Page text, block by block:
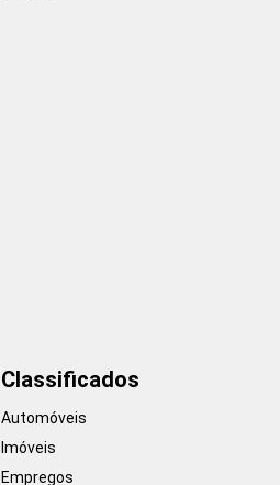
Classificados
Automóveis
Imóveis
Empregos